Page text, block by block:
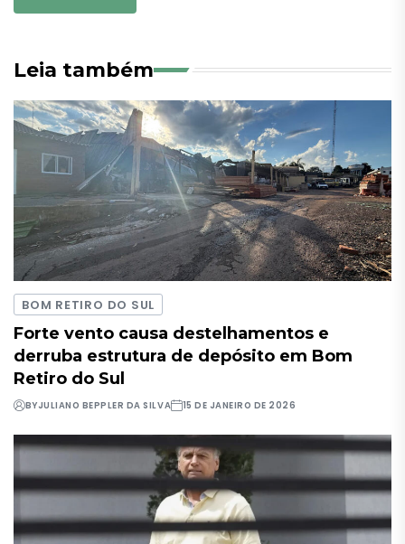
Leia também
BOM RETIRO DO SUL
Forte vento causa destelhamentos e
derruba estrutura de depósito em Bom
Retiro do Sul
BYJULIANO BEPPLER DA SILVA 15 DE JANEIRO DE 2026